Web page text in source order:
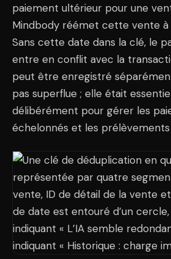
paiement ultérieur pour une
Mindbody réémet cette vente à
Sans cette date dans la clé, le
entre en conflit avec la
peut être enregistré
pas superflue ; elle était
délibérément pour gérer les
échelonnés et les